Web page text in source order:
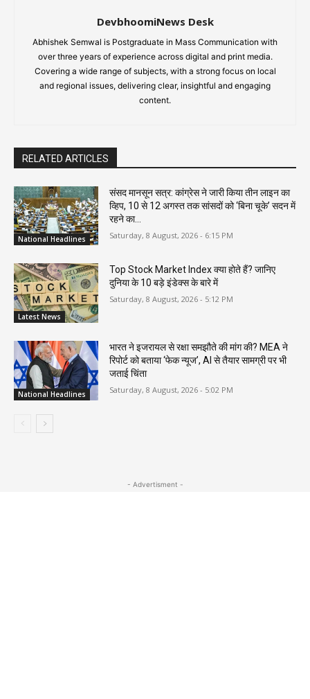
DevbhoomiNews Desk
Abhishek Semwal is Postgraduate in Mass Communication with
over three years of experience across digital and print media.
Covering a wide range of subjects, with a strong focus on local
and regional issues, delivering clear, insightful and engaging
content.
RELATED ARTICLES
National Headlines
संसद मानसून सत्र: कांग्रेस ने जारी किया तीन लाइन का
व्हिप, 10 से 12 अगस्त तक सांसदों को ‘बिना चूके’ सदन में
रहने का...
Saturday, 8 August, 2026 - 6:15 PM
Latest News
Top Stock Market Index क्या होते हैं? जानिए
दुनिया के 10 बड़े इंडेक्स के बारे में
Saturday, 8 August, 2026 - 5:12 PM
National Headlines
भारत ने इजरायल से रक्षा समझौते की मांग की? MEA ने
रिपोर्ट को बताया ‘फेक न्यूज’, AI से तैयार सामग्री पर भी
जताई चिंता
Saturday, 8 August, 2026 - 5:02 PM
- Advertisment -